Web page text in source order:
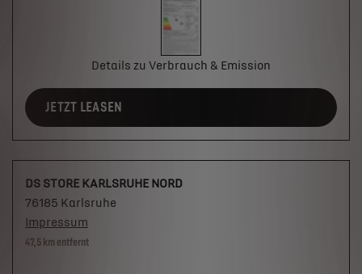
Details zu Verbrauch & Emission
JETZT LEASEN
47,5 km entfernt
DS STORE KARLSRUHE NORD
76185 Karlsruhe
Impressum